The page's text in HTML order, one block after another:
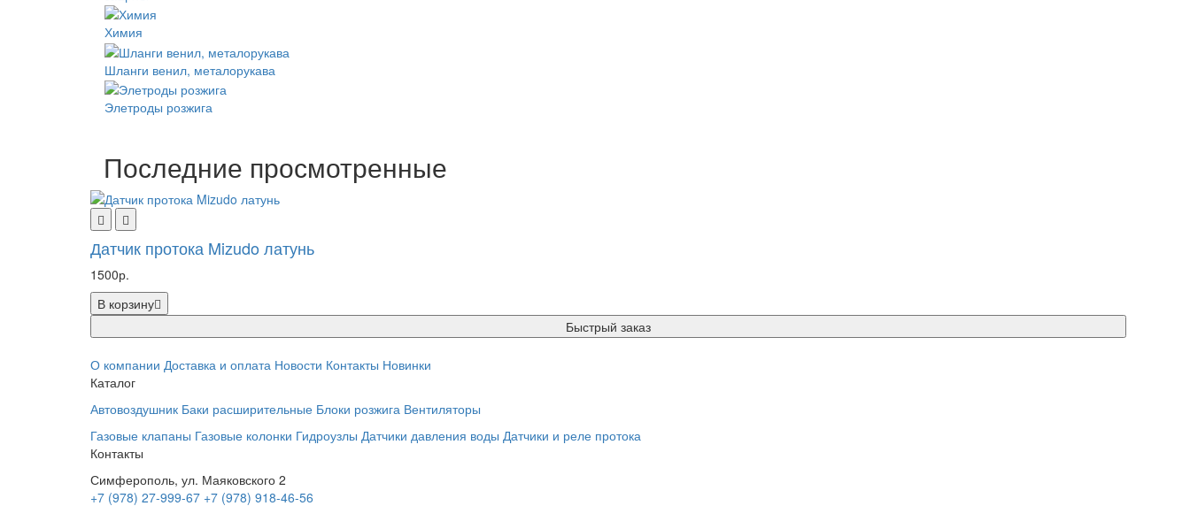
Химия
Шланги венил, металорукава
Элетроды розжига
Последние просмотренные
Датчик протока Mizudo латунь
1500р.
В корзину
Быстрый заказ
О компании Доставка и оплата Новости Контакты Новинки
Каталог
Автовоздушник Баки расширительные Блоки розжига Вентиляторы
Газовые клапаны Газовые колонки Гидроузлы Датчики давления воды Датчики и реле протока
Контакты
Симферополь, ул. Маяковского 2
+7 (978) 27-999-67 +7 (978) 918-46-56